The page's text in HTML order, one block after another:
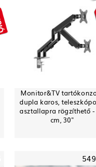
Monitor&TV
dupla karos,
asztallapra rögzíthető -
cm, 30"